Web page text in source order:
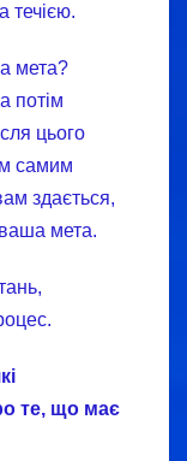
течією.
мета?
потім
цього
самим
здається,
мета.
те, що має